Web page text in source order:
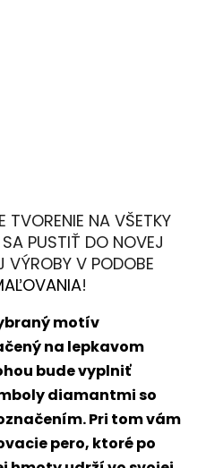
NA VŠETKY
PUSTIŤ DO NOVEJ
VÝROBY V PODOBE
!
motív
na lepkavom
bude vyplniť
diamantmi so
Pri tom vám
pero, ktoré po